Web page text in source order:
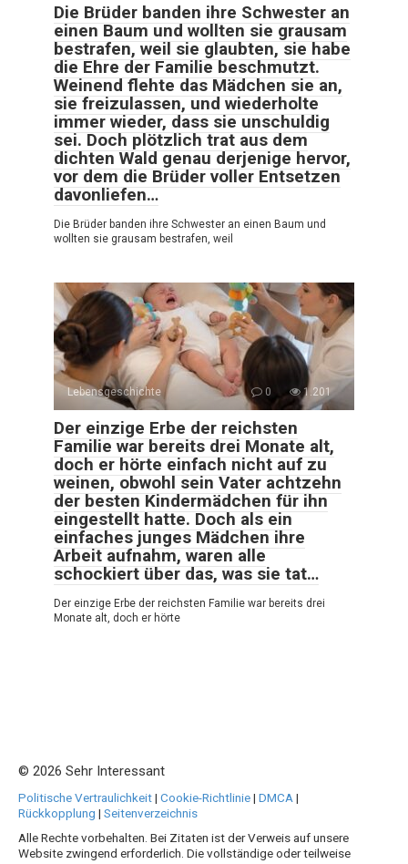
Die Brüder banden ihre Schwester an
einen Baum und wollten sie grausam
bestrafen, weil sie glaubten, sie habe
die Ehre der Familie beschmutzt.
Weinend flehte das Mädchen sie an,
sie freizulassen, und wiederholte
immer wieder, dass sie unschuldig
sei. Doch plötzlich trat aus dem
dichten Wald genau derjenige hervor,
vor dem die Brüder voller Entsetzen
davonliefen…
Die Brüder banden ihre Schwester an einen Baum und
wollten sie grausam bestrafen, weil
Lebensgeschichte 0 1.201
Der einzige Erbe der reichsten
Familie war bereits drei Monate alt,
doch er hörte einfach nicht auf zu
weinen, obwohl sein Vater achtzehn
der besten Kindermädchen für ihn
eingestellt hatte. Doch als ein
einfaches junges Mädchen ihre
Arbeit aufnahm, waren alle
schockiert über das, was sie tat…
Der einzige Erbe der reichsten Familie war bereits drei
Monate alt, doch er hörte
© 2026 Sehr Interessant
Politische Vertraulichkeit| Cookie-Richtlinie| DMCA |
Rückkopplung | Seitenverzeichnis
Alle Rechte vorbehalten. Bei Zitaten ist der Verweis auf unsere
Website zwingend erforderlich. Die vollständige oder teilweise